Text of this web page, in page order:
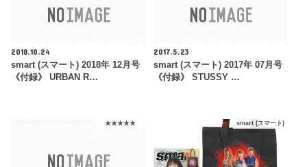
2018.10.24
smart (スマート) 2018年 12月号
《付録》 URBAN R…
2017.5.23
smart (スマート) 2017年 07月号
《付録》 STUSSY …
★★★★★ smart (スマート)